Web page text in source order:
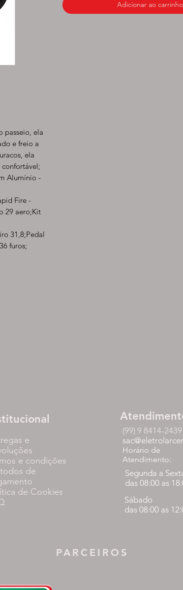
passeio, ela
e freio a
ela
Alumínio -
Fire -
29 aero;Kit
31,8;Pedal
furos;
Adicionar ao carrinho
e
e condições
de
de Cookies
(99) 9 8414-2439
Horário de
Atendimento:
Segunda a
das 08:00 as
Sábado
das 08:00 as
PARCEIROS